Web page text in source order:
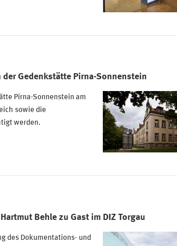
Gedenkstätte Pirna-Sonnenstein
Pirna-Sonnenstein am
sowie die
werden.
Behle zu Gast im DIZ Torgau
des Dokumentations- und